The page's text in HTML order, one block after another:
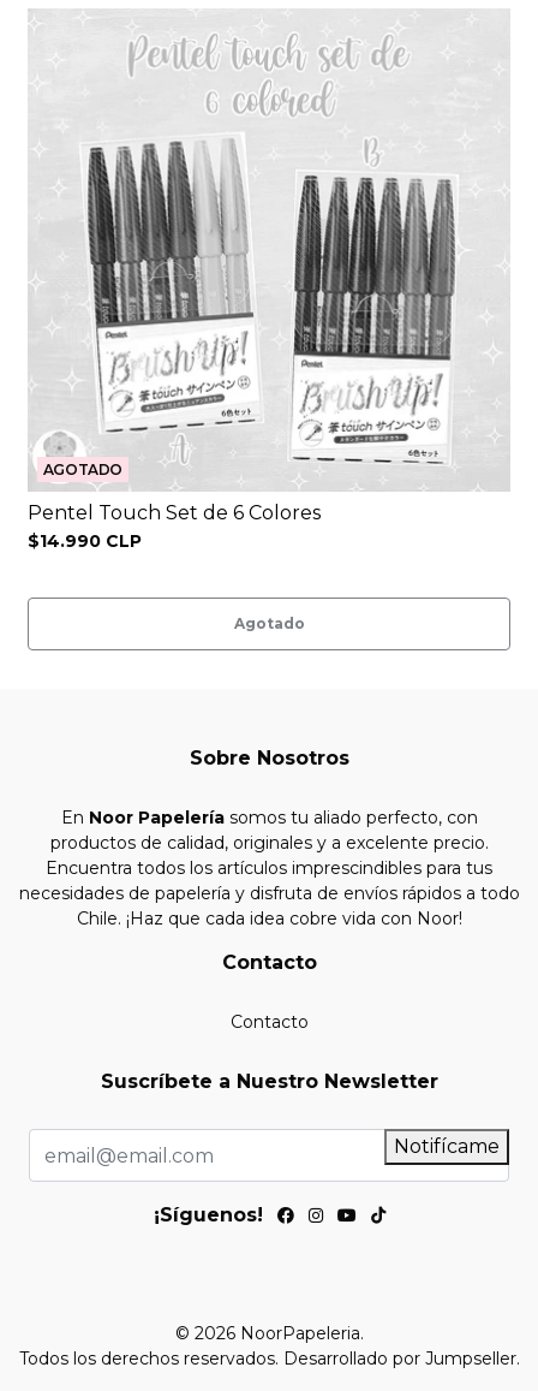
AGOTADO
Pentel Touch Set de 6 Colores
$14.990 CLP
Agotado
Sobre Nosotros
En Noor Papeleríasomos tu aliado perfecto, con
productos de calidad, originales y a excelente precio.
Encuentra todos los artículos imprescindibles para tus
necesidades de papelería y disfruta de envíos rápidos a todo
Chile. ¡Haz que cada idea cobre vida con Noor!
Contacto
Contacto
Suscríbete a Nuestro Newsletter
Notifícame
¡Síguenos!
© 2026 NoorPapeleria.
Todos los derechos reservados. Desarrollado por Jumpseller.